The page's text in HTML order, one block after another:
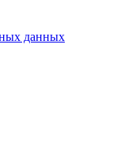
данных